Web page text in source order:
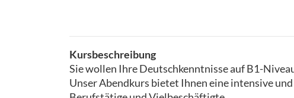
Kursbeschreibung
Sie wollen Ihre Deutschkenntnisse auf B1-
Unser Abendkurs bietet Ihnen eine intensive